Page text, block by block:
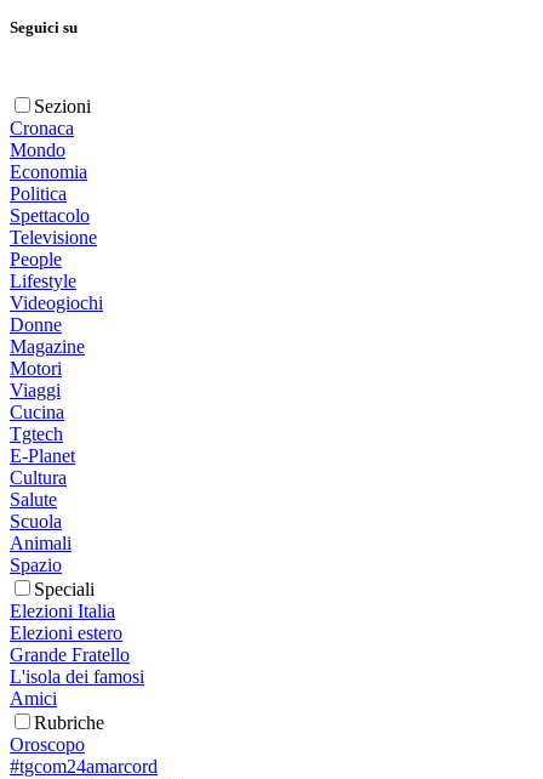
Seguici su
Sezioni
Cronaca
Mondo
Economia
Politica
Spettacolo
Televisione
People
Lifestyle
Videogiochi
Donne
Magazine
Motori
Viaggi
Cucina
Tgtech
E-Planet
Cultura
Salute
Scuola
Animali
Spazio
Speciali
Elezioni Italia
Elezioni estero
Grande Fratello
L'isola dei famosi
Amici
Rubriche
Oroscopo
#tgcom24amarcord